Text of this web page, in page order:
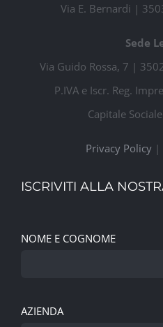
Via E. Bernardi |
Sede
Via Guido Rossa, 7 |
P.IVA e Iscr. Reg.
Capitale
Privacy Policy|
ISCRIVITI ALLA
NOME E COGNOME
AZIENDA